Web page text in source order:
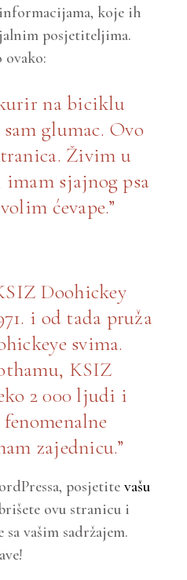
koje ih
posjetiteljima.
kurir na biciklu
glumac. Ovo
Živim u
imam sjajnog psa
ćevape.
Doohickey
i od tada pruža
svima.
KSIZ
2 000 ljudi i
zajednicu.
posjetitevašu
ovu stranicu i
vašim sadržajem.